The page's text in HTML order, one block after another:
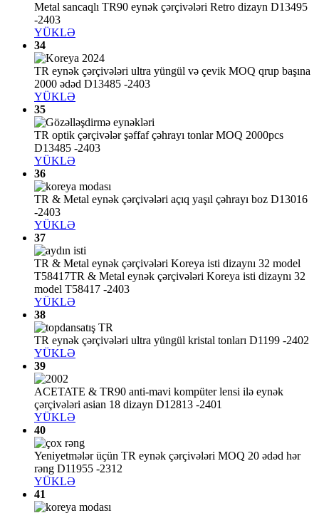
Metal sancaqlı TR90 eynək çərçivələri Retro dizayn D13495
-2403
YÜKLƏ
34
TR eynək çərçivələri ultra yüngül və çevik MOQ qrup başına
2000 ədəd D13485 -2403
YÜKLƏ
35
TR optik çərçivələr şəffaf çəhrayı tonlar MOQ 2000pcs
D13485 -2403
YÜKLƏ
36
TR & Metal eynək çərçivələri açıq yaşıl çəhrayı boz D13016
-2403
YÜKLƏ
37
TR & Metal eynək çərçivələri Koreya isti dizaynı 32 model
T58417TR & Metal eynək çərçivələri Koreya isti dizaynı 32
model T58417 -2403
YÜKLƏ
38
TR eynək çərçivələri ultra yüngül kristal tonları D1199 -2402
YÜKLƏ
39
ACETATE & TR90 anti-mavi kompüter lensi ilə eynək
çərçivələri asian 18 dizayn D12813 -2401
YÜKLƏ
40
Yeniyetmələr üçün TR eynək çərçivələri MOQ 20 ədəd hər
rəng D11955 -2312
YÜKLƏ
41